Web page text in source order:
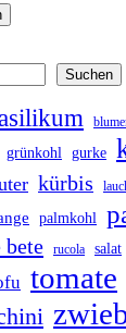
Suchen
grünkohl gurke
kürbis
palmkohl
bete rucola salat
tomate